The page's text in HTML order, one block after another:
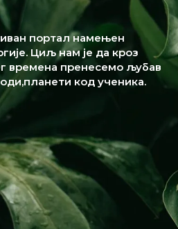
уп цомментс бy емаил.
бy емаил.